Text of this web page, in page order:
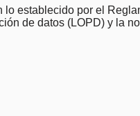
lo establecido por el
de datos (LOPD) y la